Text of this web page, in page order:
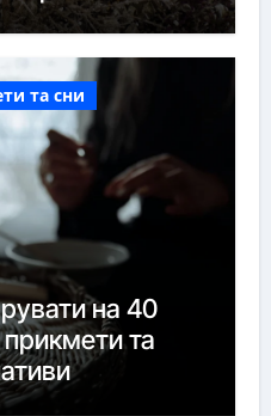
та сни
на 40
прикмети та